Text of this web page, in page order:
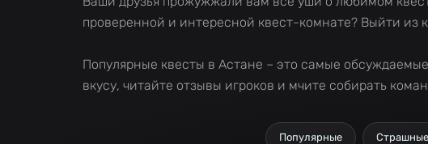
проверенной и интересной квест-комнате? Выйти из
Популярные квесты в Астане – это самые
вкусу, читайте отзывы игроков и мчите собирать
Популярные Страшные